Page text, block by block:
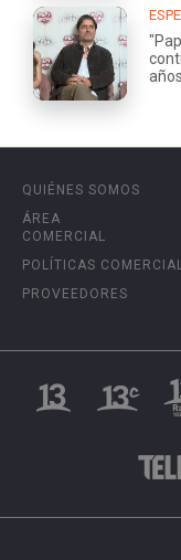
QUIÉNES SOMOS
ÁREA
COMERCIAL
POLÍTICAS
PROVEEDORES